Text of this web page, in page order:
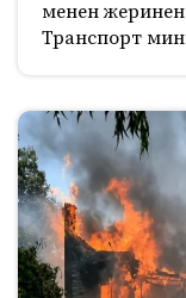
менен
Транспорт